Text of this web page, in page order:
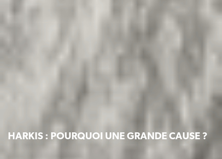
HARKIS : POURQUOI UNE GRANDE CAUSE ?